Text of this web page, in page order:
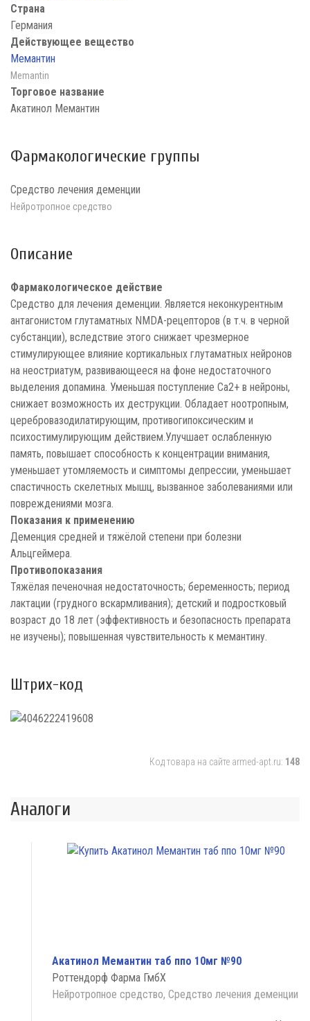
Страна
Германия
Действующее вещество
Мемантин
Memantin
Торговое название
Акатинол Мемантин
Фармакологические группы
Средство лечения деменции
Нейротропное средство
Описание
Фармакологическое действие
Средство для лечения деменции. Является неконкурентным
антагонистом глутаматных NMDA-peцепторов (в т.ч. в черной
субстанции), вследствие этого снижает чрезмерное
стимулирующее влияние кортикальных глутаматных нейронов
на неостриатум, развивающееся на фоне недостаточного
выделения допамина. Уменьшая поступление Са2+ в нейроны,
снижает возможность их деструкции. Обладает ноотропным,
церебровазодилатирующим, противогипоксическим и
психостимулирующим действием.Улучшает ослабленную
память, повышает способность к концентрации внимания,
уменьшает утомляемость и симптомы депрессии, уменьшает
спастичность скелетных мышц, вызванное заболеваниями или
повреждениями мозга.
Показания к применению
Деменция средней и тяжёлой степени при болезни
Альцгеймера.
Противопоказания
Тяжёлая печеночная недостаточность; беременность; период
лактации (грудного вскармливания); детский и подростковый
возраст до 18 лет (эффективность и безопасность препарата
не изучены); повышенная чувствительность к мемантину.
Штрих-код
Код товара на сайте armed-apt.ru: 148
Аналоги
Акатинол Мемантин таб ппо 10мг №90
Роттендорф Фарма ГмбХ
Нейротропное средство, Средство лечения деменции